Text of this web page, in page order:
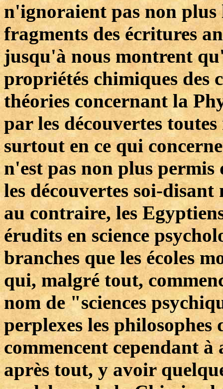
n'ignoraient pas non plus
fragments des écritures
jusqu'à nous montrent
propriétés chimiques des
théories concernant la
par les découvertes
surtout en ce qui
n'est pas non plus
les découvertes soi-
au contraire, les
érudits en science
branches que les écoles
qui, malgré tout,
nom de "sciences
perplexes les
commencent cependant
après tout, y avoir